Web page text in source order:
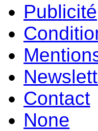
Publicité
Contact
None